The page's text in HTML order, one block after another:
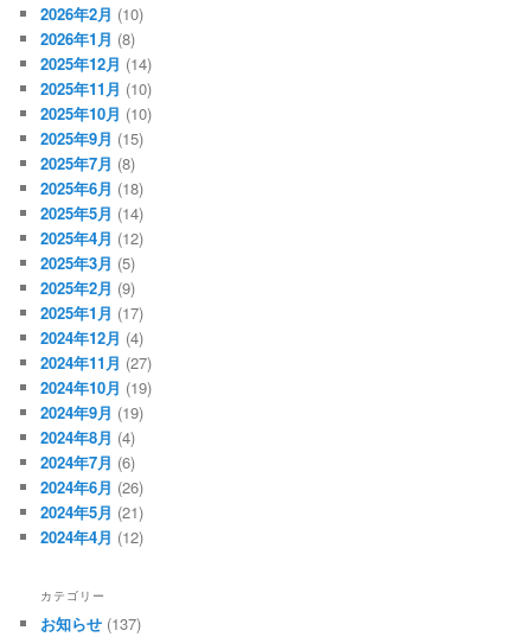
2026年2月 (10)
2026年1月 (8)
2025年12月 (14)
2025年11月 (10)
2025年10月 (10)
2025年9月 (15)
2025年7月 (8)
2025年6月 (18)
2025年5月 (14)
2025年4月 (12)
2025年3月 (5)
2025年2月 (9)
2025年1月 (17)
2024年12月 (4)
2024年11月 (27)
2024年10月 (19)
2024年9月 (19)
2024年8月 (4)
2024年7月 (6)
2024年6月 (26)
2024年5月 (21)
2024年4月 (12)
カテゴリー
お知らせ (137)